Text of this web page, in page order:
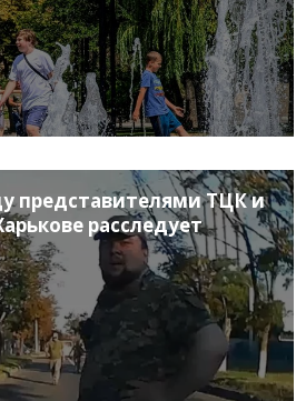
представителями ТЦК и
расследует